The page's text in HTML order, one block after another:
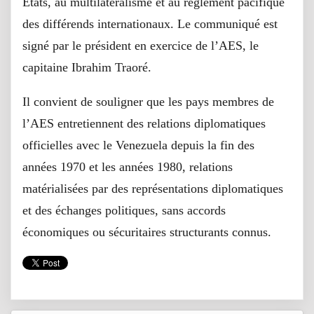
des différends internationaux. Le communiqué est
signé par le président en exercice de l’AES, le
capitaine Ibrahim Traoré.
Il convient de souligner que les pays membres de
l’AES entretiennent des relations diplomatiques
officielles avec le Venezuela depuis la fin des
années 1970 et les années 1980, relations
matérialisées par des représentations diplomatiques
et des échanges politiques, sans accords
économiques ou sécuritaires structurants connus.